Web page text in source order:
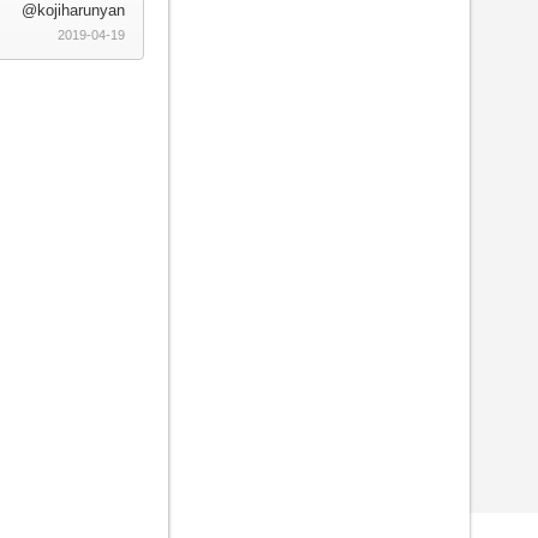
@kojiharunyan
2019-04-19